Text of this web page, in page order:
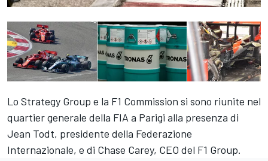
Lo Strategy Group e la F1 Commission si sono riunite nel
quartier generale della FIA a Parigi alla presenza di
Jean Todt, presidente della Federazione
Internazionale, e di Chase Carey, CEO del F1 Group.